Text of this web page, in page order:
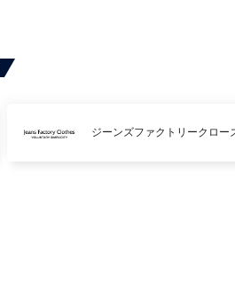
ジーンズファクトリークロー